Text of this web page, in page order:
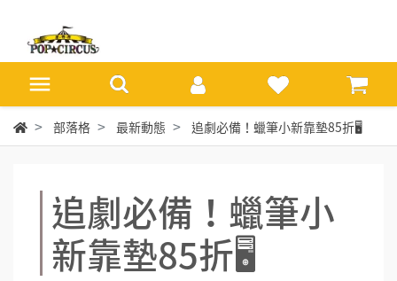
部落格 最新動態 追劇必備！蠟筆小新靠墊85折🖥
追劇必備！蠟筆小
新靠墊85折🖥